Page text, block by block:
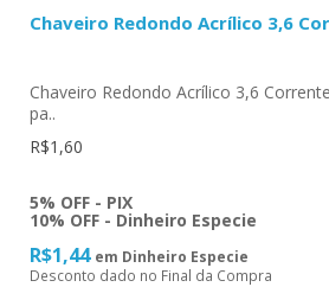
Chaveiro Redondo Acrílico 3,6
Chaveiro Redondo Acrílico 3,6
pa..
R$1,60
5% OFF - PIX
10% OFF - Dinheiro Especie
R$1,44 em Dinheiro Especie
Desconto dado no Final da Compra